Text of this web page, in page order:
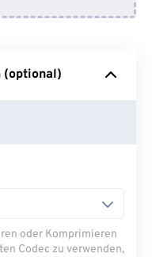
(optional)
oder Komprimieren
Codec zu verwenden,